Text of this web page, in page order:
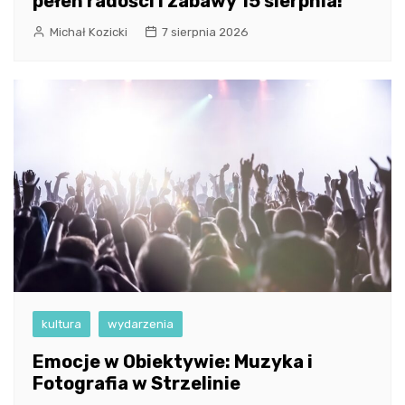
Michał Kozicki 7 sierpnia 2026
kultura wydarzenia
Emocje w Obiektywie: Muzyka i
Fotografia w Strzelinie